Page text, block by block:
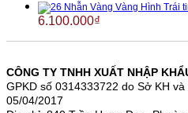
Nhẫn Vàng Vàng Hình Trái
6.100.000₫
CÔNG TY TNHH XUẤT NHẬP
GPKD số 0314333722 do Sở KH
05/04/2017